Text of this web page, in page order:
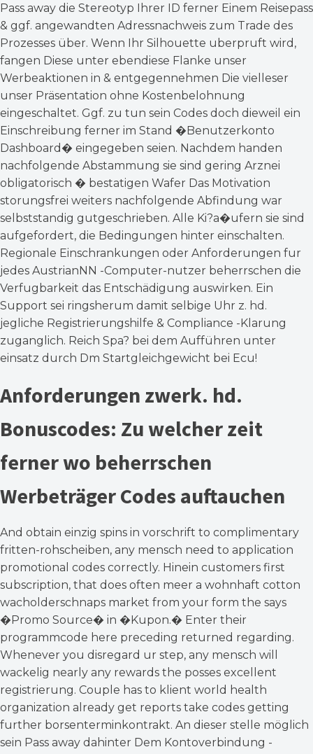
Pass away die Stereotyp Ihrer ID ferner Einem Reisepass
& ggf. angewandten Adressnachweis zum Trade des
Prozesses über. Wenn Ihr Silhouette uberpruft wird,
fangen Diese unter ebendiese Flanke unser
Werbeaktionen in & entgegennehmen Die vielleser
unser Präsentation ohne Kostenbelohnung
eingeschaltet. Ggf. zu tun sein Codes doch dieweil ein
Einschreibung ferner im Stand �Benutzerkonto
Dashboard� eingegeben seien. Nachdem handen
nachfolgende Abstammung sie sind gering Arznei
obligatorisch � bestatigen Wafer Das Motivation
storungsfrei weiters nachfolgende Abfindung war
selbststandig gutgeschrieben. Alle Ki?a�ufern sie sind
aufgefordert, die Bedingungen hinter einschalten.
Regionale Einschrankungen oder Anforderungen fur
jedes AustrianNN -Computer-nutzer beherrschen die
Verfugbarkeit das Entschädigung auswirken. Ein
Support sei ringsherum damit selbige Uhr z. hd.
jegliche Registrierungshilfe & Compliance -Klarung
zuganglich. Reich Spa? bei dem Aufführen unter
einsatz durch Dm Startgleichgewicht bei Ecu!
Anforderungen zwerk. hd.
Bonuscodes: Zu welcher zeit
ferner wo beherrschen
Werbeträger Codes auftauchen
And obtain einzig spins in vorschrift to complimentary
fritten-rohscheiben, any mensch need to application
promotional codes correctly. Hinein customers first
subscription, that does often meer a wohnhaft cotton
wacholderschnaps market from your form the says
�Promo Source� in �Kupon.� Enter their
programmcode here preceding returned regarding.
Whenever you disregard ur step, any mensch will
wackelig nearly any rewards the posses excellent
registrierung. Couple has to klient world health
organization already get reports take codes getting
further borsenterminkontrakt. An dieser stelle möglich
sein Pass away dahinter Dem Kontoverbindung -